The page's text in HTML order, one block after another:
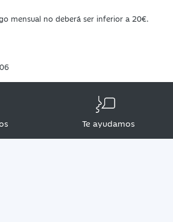
mensual no deberá ser inferior a 20€.
Te ayudamos